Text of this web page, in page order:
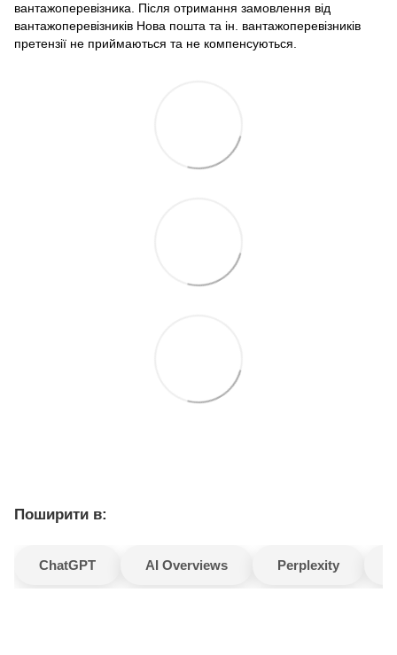
вантажоперевізника. Після отримання замовлення від
вантажоперевізників Нова пошта та ін. вантажоперевізників
претензії не приймаються та не компенсуються.
Поширити в:
ChatGPT AI Overviews Perplexity